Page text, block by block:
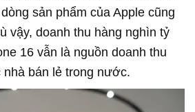
sản phẩm của Apple cũng
vậy, doanh thu hàng nghìn tỷ
16 vẫn là nguồn doanh thu
nhà bán lẻ trong nước.